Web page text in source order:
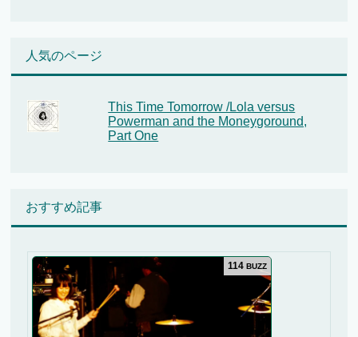
人気のページ
This Time Tomorrow /Lola versus
Powerman and the Moneygoround,
Part One
おすすめ記事
114 BUZZ